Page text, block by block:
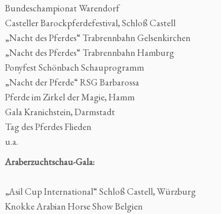
Bundeschampionat Warendorf
Casteller Barockpferdefestival, Schloß Castell
„Nacht des Pferdes“ Trabrennbahn Gelsenkirchen
„Nacht des Pferdes“ Trabrennbahn Hamburg
Ponyfest Schönbach Schauprogramm
„Nacht der Pferde“ RSG Barbarossa
Pferde im Zirkel der Magie, Hamm
Gala Kranichstein, Darmstadt
Tag des Pferdes Flieden
u.a.
Araberzuchtschau-Gala:
„Asil Cup International“ Schloß Castell, Würzburg
Knokke Arabian Horse Show Belgien